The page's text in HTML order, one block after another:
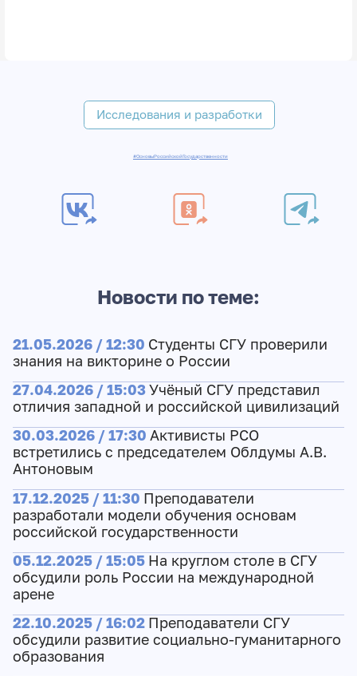
Исследования и разработки
#ОсновыРоссийскойГосударственности
Новости по теме:
21.05.2026 / 12:30 Студенты СГУ проверили
знания на викторине о России
27.04.2026 / 15:03Учёный СГУ представил
отличия западной и российской цивилизаций
30.03.2026 / 17:30 Активисты РСО
встретились с председателем Облдумы А.В.
Антоновым
17.12.2025 / 11:30 Преподаватели
разработали модели обучения основам
российской государственности
05.12.2025 / 15:05 На круглом столе в СГУ
обсудили роль России на международной
арене
22.10.2025 / 16:02 Преподаватели СГУ
обсудили развитие социально-гуманитарного
образования